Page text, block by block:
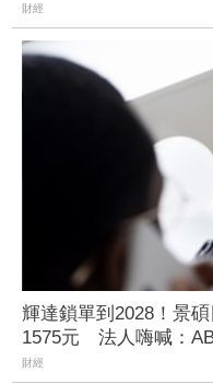
財經
輝達鎖單到2028！景
1575元 法人嗨喊：
財經